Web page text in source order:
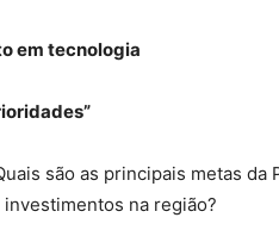
em tecnologia
são as principais metas da
na região?